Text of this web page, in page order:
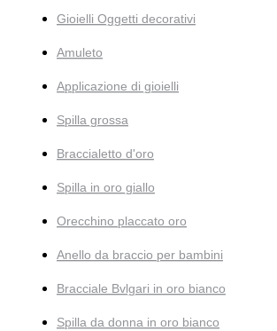
Gioielli Oggetti decorativi
Amuleto
Applicazione di gioielli
Spilla grossa
Braccialetto d'oro
Spilla in oro giallo
Orecchino placcato oro
Anello da braccio per bambini
Bracciale Bvlgari in oro bianco
Spilla da donna in oro bianco